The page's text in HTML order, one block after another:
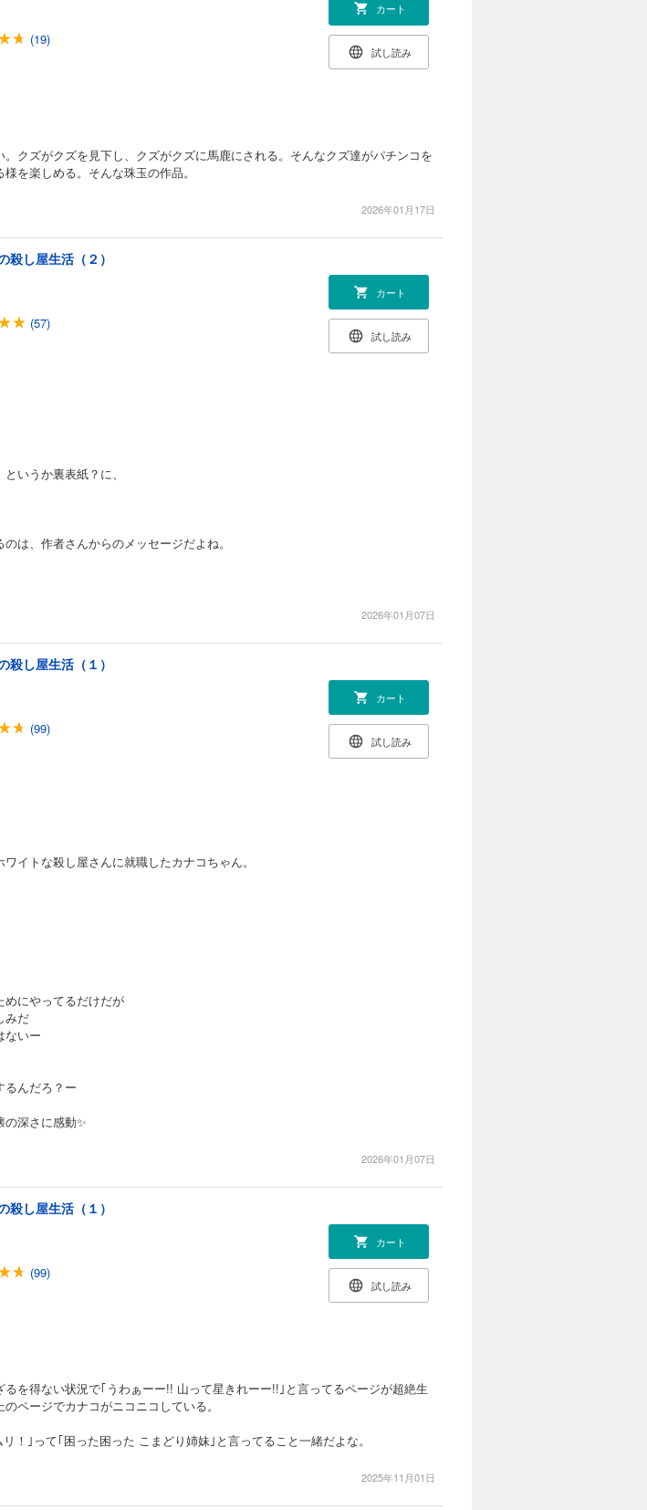
(19)
カート
試し読み
クズがクズを見下し、クズがクズに馬鹿にされる。そんなクズ達がパチンコを
を楽しめる。そんな珠玉の作品。
2026年01月17日
殺し屋生活（２）
(57)
カート
試し読み
いうか裏表紙？に、
は、作者さんからのメッセージだよね。
2026年01月07日
殺し屋生活（１）
(99)
カート
試し読み
イトな殺し屋さんに就職したカナコちゃん。
にやってるだけだが
みだ
ないー
るんだろ？ー
深さに感動✨
2026年01月07日
殺し屋生活（１）
(99)
カート
試し読み
を得ない状況で｢うわぁーー!! 山って星きれーー!!｣と言ってるページが超絶生
ページでカナコがニコニコしている。
！｣って｢困った困った こまどり姉妹｣と言ってること一緒だよな。
2025年11月01日